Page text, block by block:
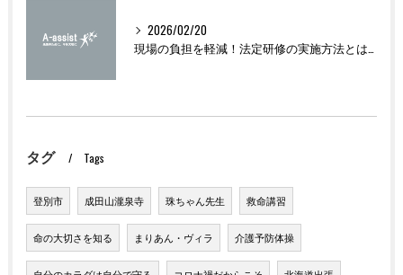
2026/02/20
現場の負担を軽減！法定研修の実施方法とは？
タグ Tags
登別市 成田山瀧泉寺 珠ちゃん先生 救命講習
命の大切さを知る まりあん・ヴィラ 介護予防体操